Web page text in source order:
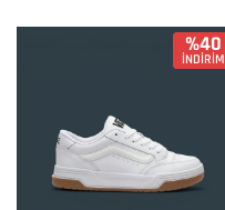
%40
İNDİRİM